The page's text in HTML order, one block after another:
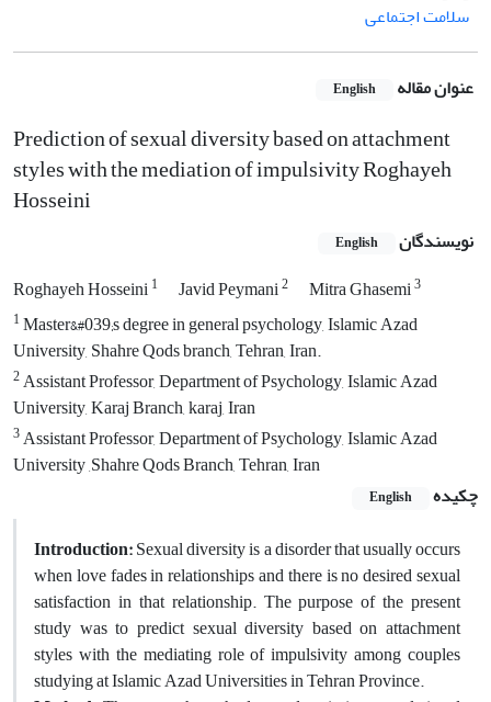
سلامت اجتماعی
عنوان مقاله English
Prediction of sexual diversity based on attachment
styles with the mediation of impulsivity Roghayeh
Hosseini
نویسندگان English
Roghayeh Hosseini1 Javid Peymani2 Mitra Ghasemi3
1Master&#039;s degree in general psychology, Islamic Azad
University, Shahre Qods branch, Tehran, Iran.
2Assistant Professor, Department of Psychology, Islamic Azad
University, Karaj Branch, karaj, Iran
3Assistant Professor, Department of Psychology, Islamic Azad
University ,Shahre Qods Branch, Tehran, Iran
چکیده
English
Introduction:Sexual diversity is a disorder that usually occurs
when love fades in relationships and there is no desired sexual
satisfaction in that relationship. The purpose of the present
study was to predict sexual diversity based on attachment
styles with the mediating role of impulsivity among couples
studying at Islamic Azad Universities in Tehran Province.